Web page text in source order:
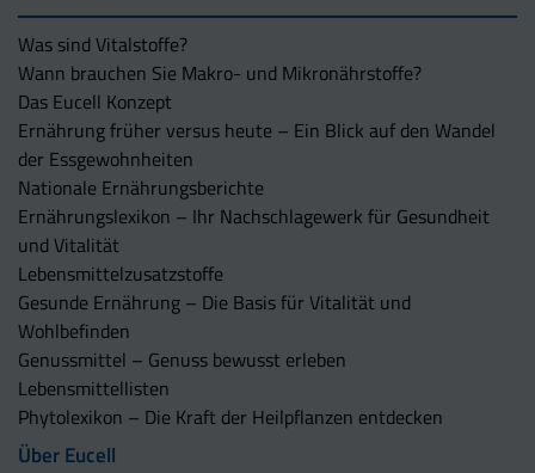
Was sind Vitalstoffe?
Wann brauchen Sie Makro- und Mikronährstoffe?
Das Eucell Konzept
Ernährung früher versus heute – Ein Blick auf den Wandel
der Essgewohnheiten
Nationale Ernährungsberichte
Ernährungslexikon – Ihr Nachschlagewerk für Gesundheit
und Vitalität
Lebensmittelzusatzstoffe
Gesunde Ernährung – Die Basis für Vitalität und
Wohlbefinden
Genussmittel – Genuss bewusst erleben
Lebensmittellisten
Phytolexikon – Die Kraft der Heilpflanzen entdecken
Über Eucell